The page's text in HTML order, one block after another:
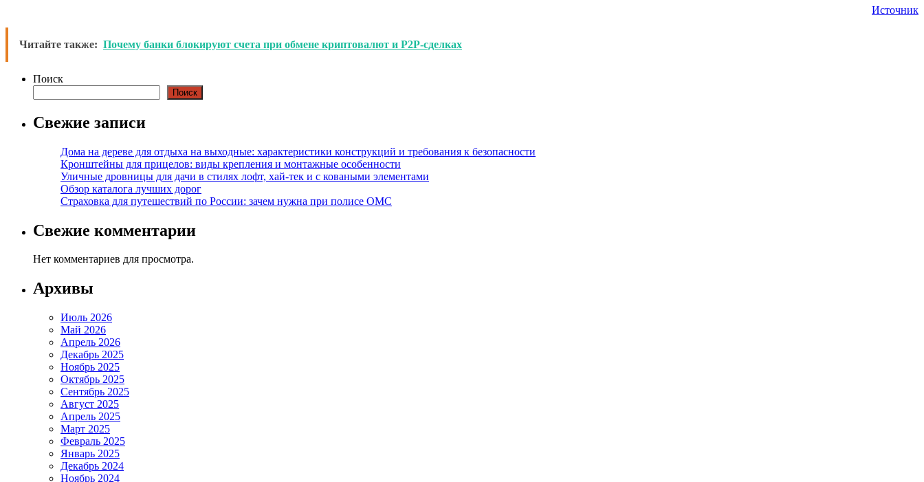
Источник
Читайте также: Почему банки блокируют счета при обмене криптовалют и P2P-сделках
Поиск
Поиск
Свежие записи
Дома на дереве для отдыха на выходные: характеристики конструкций и требования к безопасности
Кронштейны для прицелов: виды крепления и монтажные особенности
Уличные дровницы для дачи в стилях лофт, хай-тек и с коваными элементами
Обзор каталога лучших дорог
Страховка для путешествий по России: зачем нужна при полисе ОМС
Свежие комментарии
Нет комментариев для просмотра.
Архивы
Июль 2026
Май 2026
Апрель 2026
Декабрь 2025
Ноябрь 2025
Октябрь 2025
Сентябрь 2025
Август 2025
Апрель 2025
Март 2025
Февраль 2025
Январь 2025
Декабрь 2024
Ноябрь 2024